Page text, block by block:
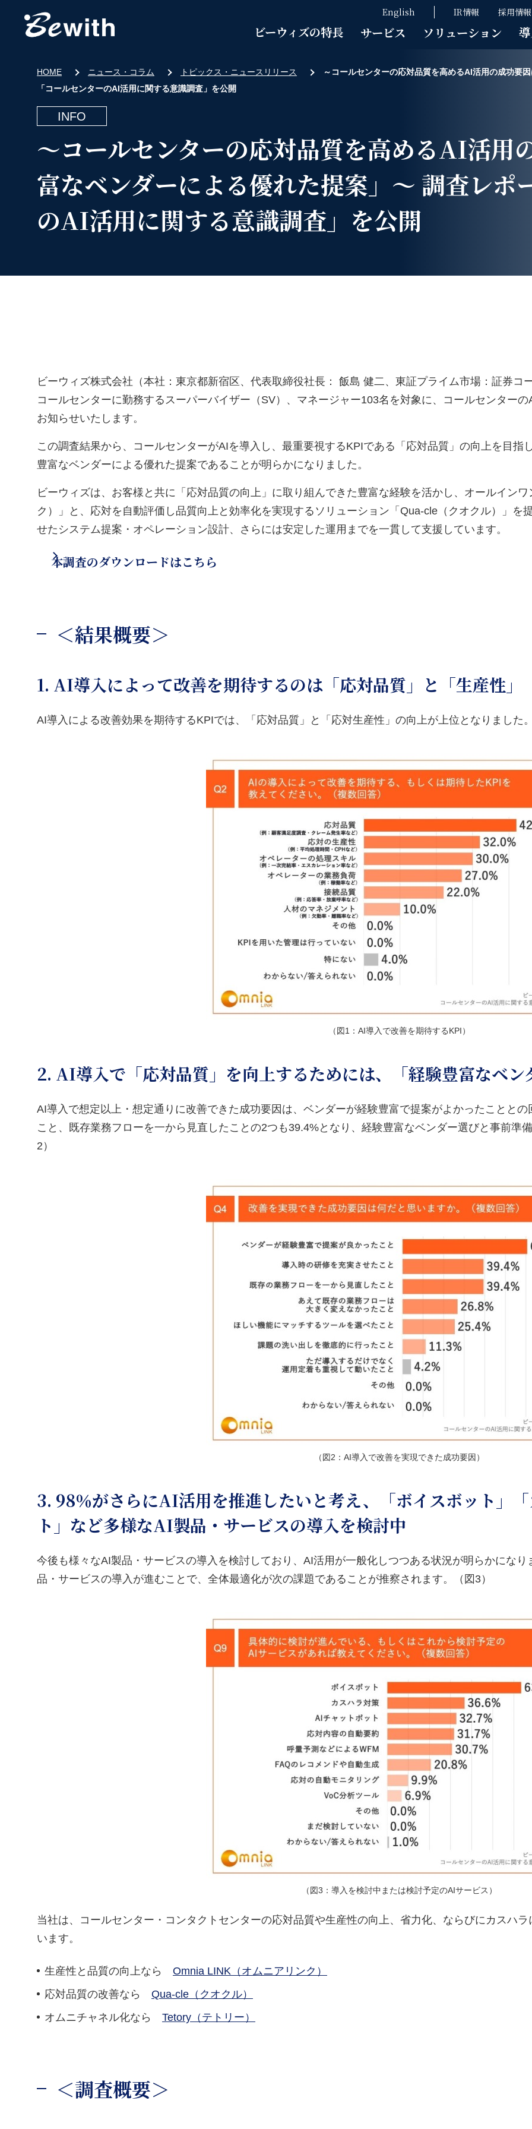
English IR情報 採用情報
ビーウィズの特長 サービス ソリューション
HOME ニュース・コラム トピックス・ニュースリリース
～コールセンターの応対品質を高めるAI活用の成功要
「コールセンターのAI活用に関する意識調査」を公開
～コールセンターの応対品質を高めるAI活用
富なベンダーによる優れた提案」～ 調査レポ
のAI活用に関する意識調査」を公開
INFO
ビーウィズ株式会社（本社：東京都新宿区、代表取締役社長： 飯島 健二、東証プライム市場：証券コ
コールセンターに勤務するスーパーバイザー（SV）、マネージャー103名を対象に、コールセンター
お知らせいたします。
この調査結果から、コールセンターがAIを導入し、最重要視するKPIである「応対品質」の向上を目指
豊富なベンダーによる優れた提案であることが明らかになりました。
ビーウィズは、お客様と共に「応対品質の向上」に取り組んできた豊富な経験を活かし、オールイン
ク）」と、応対を自動評価し品質向上と効率化を実現するソリューション「Qua-cle（クオクル）」を
せたシステム提案・オペレーション設計、さらには安定した運用までを一貫して支援しています。
本調査のダウンロードはこちら
＜結果概要＞
1. AI導入によって改善を期待するのは「応対品質」と「生産性」
AI導入による改善効果を期待するKPIでは、「応対品質」と「応対生産性」の向上が上位となりました
（図1：AI導入で改善を期待するKPI）
2. AI導入で「応対品質」を向上するためには、「経験豊富なベ
AI導入で想定以上・想定通りに改善できた成功要因は、ベンダーが経験豊富で提案がよかったことと
こと、既存業務フローを一から見直したことの2つも39.4%となり、経験豊富なベンダー選びと事前準
2）
（図2：AI導入で改善を実現できた成功要因）
3. 98％がさらにAI活用を推進したいと考え、「ボイスボット」
ト」など多様なAI製品・サービスの導入を検討中
今後も様々なAI製品・サービスの導入を検討しており、AI活用が一般化しつつある状況が明らかにな
品・サービスの導入が進むことで、全体最適化が次の課題であることが推察されます。（図3）
（図3：導入を検討中または検討予定のAIサービス）
当社は、コールセンター・コンタクトセンターの応対品質や生産性の向上、省力化、ならびにカスハ
います。
生産性と品質の向上なら Omnia LINK（オムニアリンク）
応対品質の改善なら Qua-cle（クオクル）
オムニチャネル化なら Tetory（テトリー）
＜調査概要＞